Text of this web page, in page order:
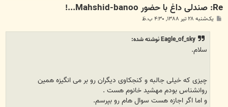
Re: صندلی داغ با حضور Mahshid-banoo...!
یک‌شنبه ۲۸ تیر ۱۳۸۸, ۴:۳۰ ب.ظ
Eagle_of_sky نوشته شده:
سلام.
چیزی که خیلی جالبه و کنجکاوی دیگران رو بر می انگیزه همین
روانشناس بودم مهشید خانوم هست .
و اما اگر اجازه هست سوال هام رو بپرسم.